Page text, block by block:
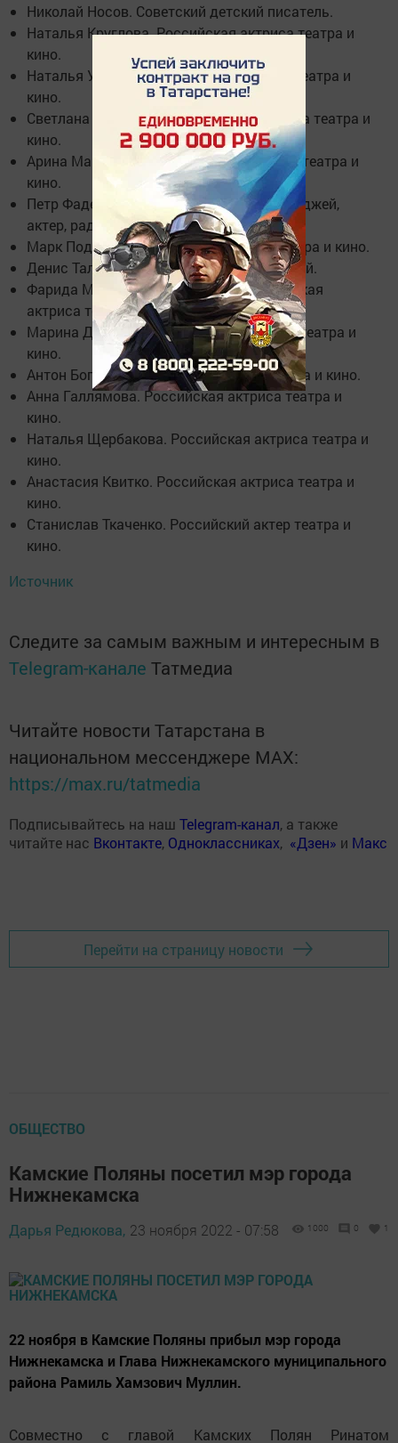
Николай Носов. Советский детский писатель.
Наталья Круглова. Российская актриса театра и
кино.
Наталья Ушакова. Российская актриса театра и
кино.
Светлана Казарцева. Российская актриса театра и
кино.
Арина Маракулина. Российская актриса театра и
кино.
Петр Фадеев. Российский журналист, ди-джей,
актер, радио- и телеведущий.
Марк Подлесный. Российский актер театра и кино.
Денис Талалаев. Российский телеведущий.
Фарида Муминова. Советская и российская
актриса театра и кино, танцовщица.
Марина Даминева. Российская актриса театра и
кино.
Антон Богданов. Российский актер театра и кино.
Анна Галлямова. Российская актриса театра и
кино.
Наталья Щербакова. Российская актриса театра и
кино.
Анастасия Квитко. Российская актриса театра и
кино.
Станислав Ткаченко. Российский актер театра и
кино.
Источник
Следите за самым важным и интересным в
Telegram-канале Татмедиа
Читайте новости Татарстана в
национальном мессенджере MАХ:
https://max.ru/tatmedia
Подписывайтесь на наш Telegram-канал, а также
читайте нас Вконтакте, Одноклассниках, «Дзен» и Макс
Перейти на страницу новости
ОБЩЕСТВО
Камские Поляны посетил мэр города
Нижнекамска
Дарья Редюкова, 23 ноября 2022 - 07:58 1000 0 1
22 ноября в Камские Поляны прибыл мэр города
Нижнекамска и Глава Нижнекамского муниципального
района Рамиль Хамзович Муллин.
Совместно с главой Камских Полян Ринатом